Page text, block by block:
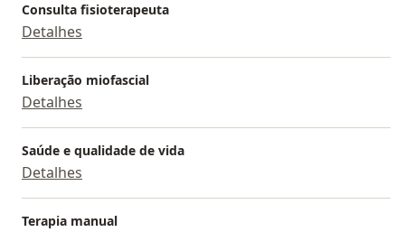
Consulta fisioterapeuta
Detalhes
Liberação miofascial
Detalhes
Saúde e qualidade de vida
Detalhes
Terapia manual